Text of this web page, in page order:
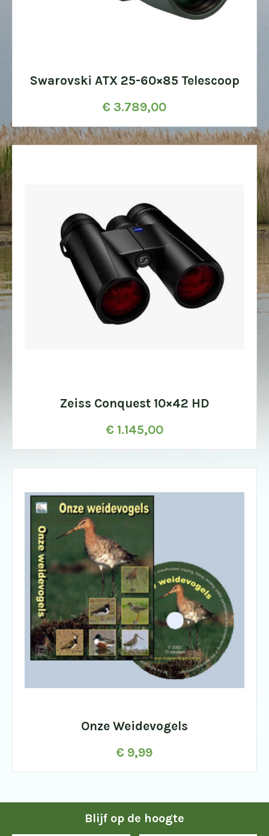
Swarovski ATX 25-60×85 Telescoop
€ 3.789,00
Zeiss Conquest 10×42 HD
€ 1.145,00
Onze Weidevogels
€ 9,99
Blijf op de hoogte